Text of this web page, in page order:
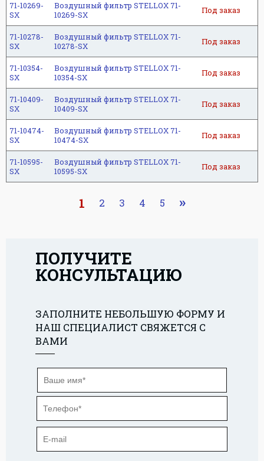
71-10269-
SX
Воздушный фильтр STELLOX 71-
10269-SX
Под заказ
71-10278-
SX
Воздушный фильтр STELLOX 71-
10278-SX
Под заказ
71-10354-
SX
Воздушный фильтр STELLOX 71-
10354-SX
Под заказ
71-10409-
SX
Воздушный фильтр STELLOX 71-
10409-SX
Под заказ
71-10474-
SX
Воздушный фильтр STELLOX 71-
10474-SX
Под заказ
71-10595-
SX
Воздушный фильтр STELLOX 71-
10595-SX
Под заказ
1 2 3 4 5
ПОЛУЧИТЕ
КОНСУЛЬТАЦИЮ
ЗАПОЛНИТЕ НЕБОЛЬШУЮ ФОРМУ И
НАШ СПЕЦИАЛИСТ СВЯЖЕТСЯ С
ВАМИ